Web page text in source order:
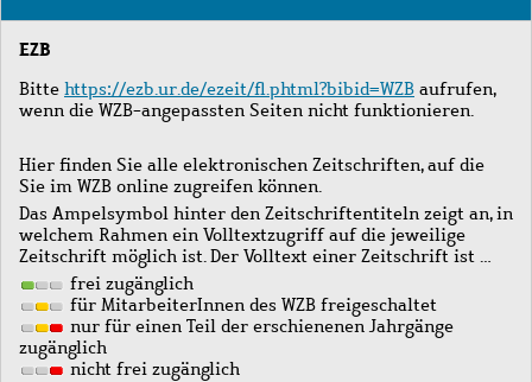
Journals
EZB
Bitte https://ezb.ur.de/ezeit/fl.phtml?bibid=WZB aufrufen,
wenn die WZB-angepassten Seiten nicht funktionieren.
Hier finden Sie alle elektronischen Zeitschriften, auf die
Sie im WZB online zugreifen können.
Das Ampelsymbol hinter den Zeitschriftentiteln zeigt an, in
welchem Rahmen ein Volltextzugriff auf die jeweilige
Zeitschrift möglich ist. Der Volltext einer Zeitschrift ist …
frei zugänglich
für MitarbeiterInnen des WZB freigeschaltet
nur für einen Teil der erschienenen Jahrgänge
zugänglich
nicht frei zugänglich